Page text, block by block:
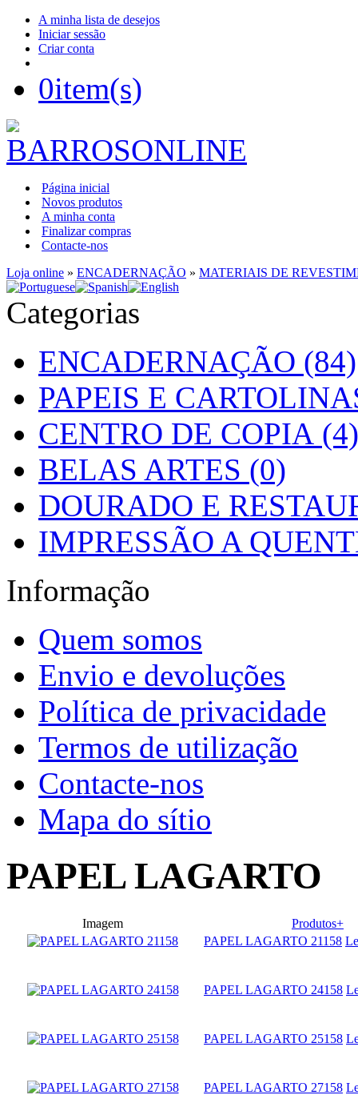
A minha lista de desejos
Iniciar sessão
Criar conta
0item(s)
Página inicial
Novos produtos
A minha conta
Finalizar compras
Contacte-nos
Loja online » ENCADERNAÇÃO » MATERIAIS DE
Categorias
ENCADERNAÇÃO (84)
PAPEIS E
CENTRO DE COPIA (4)
BELAS ARTES (0)
DOURADO E
IMPRESSÃO A
Informação
Quem somos
Envio e devoluções
Política de privacidade
Termos de utilização
Contacte-nos
Mapa do sítio
PAPEL LAGARTO
Imagem
Produtos+
PAPEL LAGARTO 21158
PAPEL LAGARTO 24158
PAPEL LAGARTO 25158
PAPEL LAGARTO 27158